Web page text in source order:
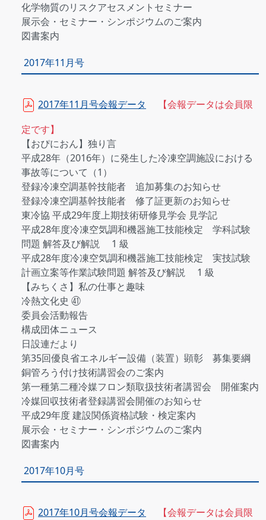
化学物質のリスクアセスメントセミナー
展示会・セミナー・シンポジウムのご案内
図書案内
2017年11月号
2017年11月号会報データ
【会報データは会員限
定です】
【おぴにおん】独り言
平成28年（2016年）に発生した冷凍空調施設における
事故等について（1）
登録冷凍空調基幹技能者 追加募集のお知らせ
登録冷凍空調基幹技能者 修了証更新のお知らせ
東冷協 平成29年度上期技術研修見学会 見学記
平成28年度冷凍空気調和機器施工技能検定 学科試験
問題 解答及び解説 1 級
平成28年度冷凍空気調和機器施工技能検定 実技試験
計画立案等作業試験問題 解答及び解説 1 級
【みちくさ】私の仕事と趣味
冷熱文化史 ㊶
委員会活動報告
構成団体ニュース
日設連だより
第35回優良省エネルギー設備（装置）顕彰 募集要綱
銅管ろう付け技術講習会のご案内
第一種第二種冷媒フロン類取扱技術者講習会 開催案内
冷媒回収技術者登録講習会開催のお知らせ
平成29年度 建設関係資格試験・検定案内
展示会・セミナー・シンポジウムのご案内
図書案内
2017年10月号
2017年10月号会報データ
【会報データは会員限